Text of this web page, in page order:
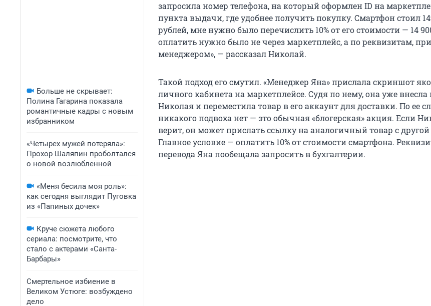
Больше не скрывает:
Полина Гагарина показала
романтичные кадры с новым
избранником
«Четырех мужей потеряла»:
Прохор Шаляпин проболтался
о новой возлюбленной
«Меня бесила моя роль»:
как сегодня выглядит Пуговка
из «Папиных дочек»
Круче сюжета любого
сериала: посмотрите, что
стало с актерами «Санта-
Барбары»
Смертельное избиение в
Великом Устюге: возбуждено
дело
запросила номер телефона, на который оформлен ID на
пункта выдачи, где удобнее получить покупку. Смартфон стоил
рублей, мне нужно было перечислить 10% от его стоимости — 14
оплатить нужно было не через маркетплейс, а по реквизитам,
менеджером», — рассказал Николай.
Такой подход его смутил. «Менеджер Яна» прислала скриншот
личного кабинета на маркетплейсе. Судя по нему, она уже
Николая и переместила товар в его аккаунт для доставки. По ее
никакого подвоха нет — это обычная «блогерская» акция. Если
верит, он может прислать ссылку на аналогичный товар с
Главное условие — оплатить 10% от стоимости смартфона.
перевода Яна пообещала запросить в бухгалтерии.